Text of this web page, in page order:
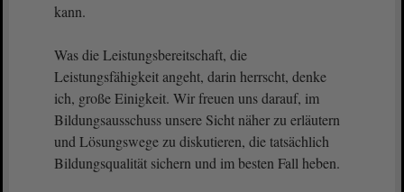
kann.
Was die Leistungsbereitschaft, die
Leistungsfähigkeit angeht, darin herrscht, denke
ich, große Einigkeit. Wir freuen uns darauf, im
Bildungsausschuss unsere Sicht näher zu erläutern
und Lösungswege zu diskutieren, die tatsächlich
Bildungsqualität sichern und im besten Fall heben.